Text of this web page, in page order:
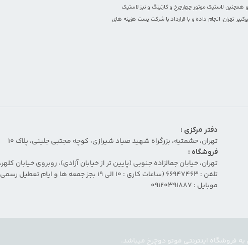
و همچنینلاستیک موتور چهارچرخ و کارتینگ و نیز لاستیک
تهران، انجام داده و با قرارداد با شرکت پست هزینه های
دفتر مرکزی :
تهران، حشمتیه، بزرگراه شهید صیاد شیرازی، کوچه مجتبی جلینی، پلاک ۱۰
فروشگاه :
تهران، خیابان جمالزاده جنوبی (پایین تر از خیابان آزادی)، روبروی خیابان کلهر،
تلفن : 66947463 (ساعات کاری : 10 الی 19 بجز جمعه ها و ایام تعطیل رسمی)
موبایل : 09120391887
فروشگاه اینترنتی موتو دوچرخ میباشد.